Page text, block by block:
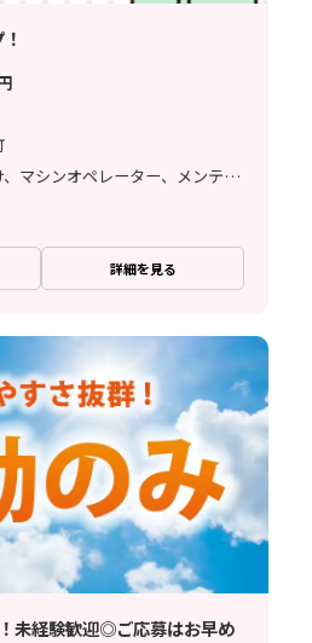
検査、組立・組付け、マシンオペレーター、メンテナンス・保全、立ち作業
詳細を見る
未経験歓迎◎ご応募はお早め